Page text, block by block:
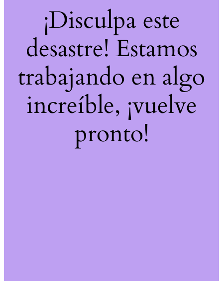
¡Disculpa este
desastre! Estamos
trabajando en algo
increíble, ¡vuelve
pronto!